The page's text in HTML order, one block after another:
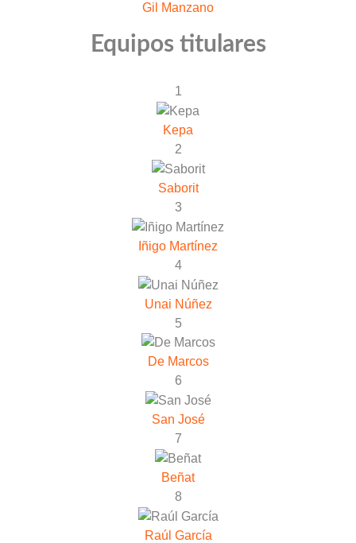
Gil Manzano
Equipos titulares
1
Kepa
2
Saborit
3
Iñigo Martínez
4
Unai Núñez
5
De Marcos
6
San José
7
Beñat
8
Raúl García